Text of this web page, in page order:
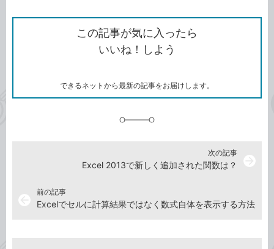
で
シ
ェ
ア
シ
ェ
ア
な
ブ
ッ
ク
ク
ク
を
コ
この記事が気に入ったら
いいね！しよう
できるネットから最新の記事をお届けします。
前の記事
Excelでセルに計算結果ではなく数式自体を表示する方法
次の記事
Excel 2013で新しく追加された関数は？